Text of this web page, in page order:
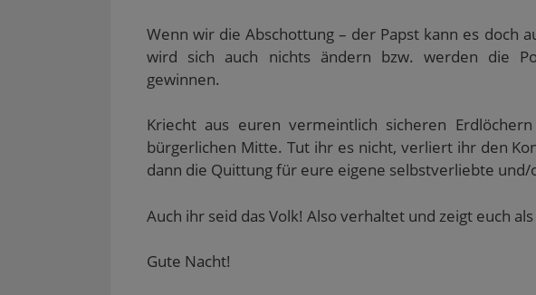
Wenn wir die Abschottung – der Papst kann es doch
wird sich auch nichts ändern bzw. werden die
gewinnen.
Kriecht aus euren vermeintlich sicheren
bürgerlichen Mitte. Tut ihr es nicht, verliert ihr den
dann die Quittung für eure eigene selbstverliebte
Auch ihr seid das Volk! Also verhaltet und zeigt euch
Gute Nacht!